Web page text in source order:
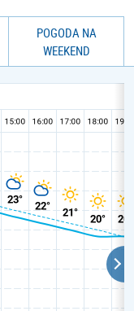
POGODA NA
WEEKEND